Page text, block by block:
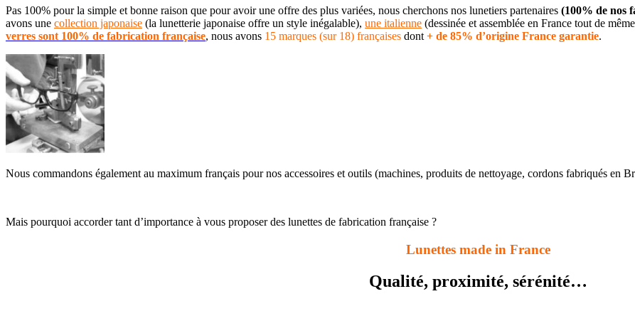
Pas 100% pour la simple et bonne raison que pour avoir une offre des plus variées, nous cherchons nos lunetiers partenaires (100% de nos
avons une collection japonaise (la lunetterie japonaise offre un style inégalable), une italienne (dessinée et assemblée en France tout de
verres sont 100% de fabrication française, nous avons 15 marques (sur 18) françaises dont+ de 85% d’origine France garantie.
Nous commandons également au maximum français pour nos accessoires et outils (machines, produits de nettoyage, cordons fabriqués en
Mais pourquoi accorder tant d’importance à vous proposer des lunettes de fabrication française ?
Lunettes made in France
Qualité, proximité, sérénité…